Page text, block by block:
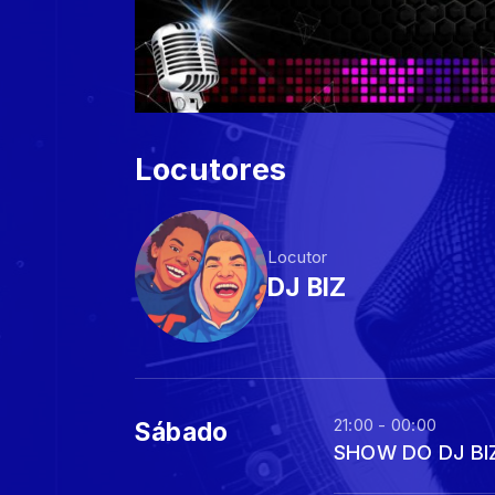
Locutores
Locutor
DJ BIZ
Sábado 21:00 - 00:00
SHOW DO DJ